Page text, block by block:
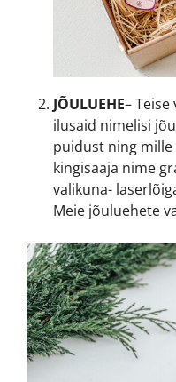
JÕULUEHE–
ilusaid nimelisi
puidust ning
kingisaaja nime
valikuna-
Meie jõuluehete